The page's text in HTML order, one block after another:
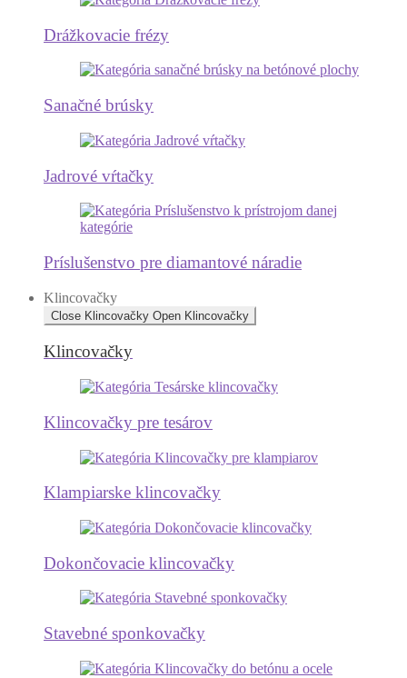
Drážkovacie frézy
Sanačné brúsky
Jadrové vŕtačky
Príslušenstvo pre diamantové náradie
Klincovačky
Close Klincovačky Open Klincovačky
Klincovačky
Klincovačky pre tesárov
Klampiarske klincovačky
Dokončovacie klincovačky
Stavebné sponkovačky